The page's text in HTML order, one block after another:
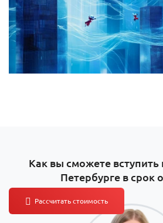
Как вы сможете вступить
Петербурге в срок